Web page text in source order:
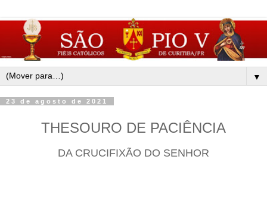
▼
23 de agosto de 2021
THESOURO DE PACIÊNCIA
DA CRUCIFIXÃO DO SENHOR